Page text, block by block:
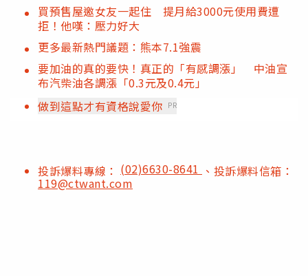
買預售屋邀女友一起住 提月給3000元使用費遭
拒！他嘆：壓力好大
更多最新熱門議題：熊本7.1強震
要加油的真的要快！真正的「有感調漲」 中油宣
布汽柴油各調漲「0.3元及0.4元」
做到這點才有資格說愛你 PR
投訴爆料專線： (02)6630-8641 、投訴爆料信箱：
119@ctwant.com